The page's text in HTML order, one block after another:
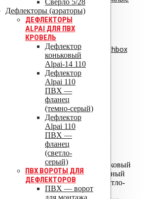
Дефлекторы (аэраторы)
ДЕФЛЕКТОРЫ
ALPAI ДЛЯ ПВХ
КРОВЕЛЬ
Дефлектор
коньковый
Alpai-14 110
Дефлектор
Alpai 110
ПВХ —
фланец
(темно-серый)
Дефлектор
Alpai 110
ПВХ —
фланец
(светло-
серый)
ПВХ ВОРОТЫ ДЛЯ
ДЕФЛЕКТОРОВ
ПВХ — ворот
для монтажа
элементы
Сертификат соответствия:
вентиляционная установка Healthbox
ISO 9001
ISO 14001
ALIPAI ДЕФЛЕКТОРЫ
ALIPAI-075 дефлектор
ALIPAI-075 дефлектор коньковый
ALIPAI-110 дефлектор - Черный
ALIPAI-110 дефлектор - Светло-